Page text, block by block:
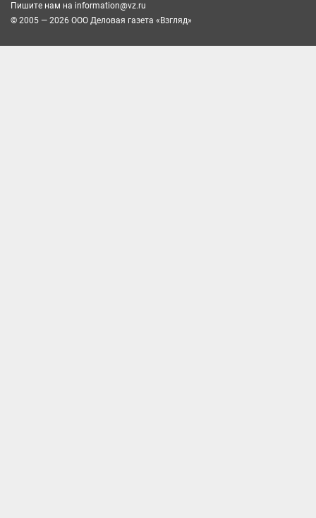
Пишите нам на information@vz.ru
© 2005 — 2026 ООО Деловая газета «Взгляд»